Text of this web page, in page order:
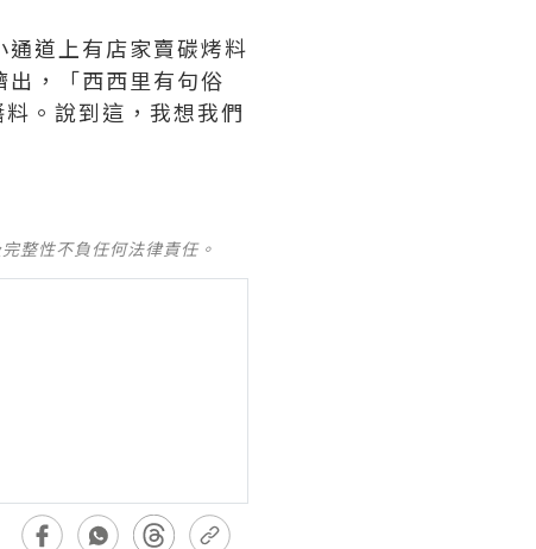
道上有店家賣碳烤料
，「西西里有句俗
。說到這，我想我們
整性不負任何法律責任。